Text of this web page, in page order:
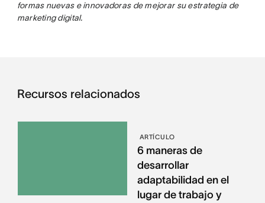
formas nuevas e innovadoras de mejorar su estrategia de
marketing digital.
Recursos relacionados
ARTÍCULO
6 maneras de
desarrollar
adaptabilidad en el
lugar de trabajo y